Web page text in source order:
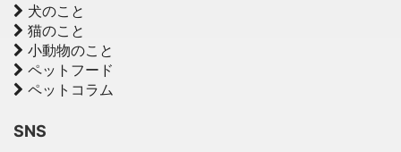
犬のこと
猫のこと
小動物のこと
ペットフード
ペットコラム
SNS